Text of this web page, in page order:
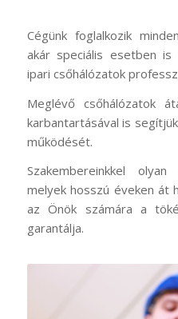
Cégünk foglalkozik
akár speciális esetben is
ipari csőhálózatok
Meglévő csőhálózatok
karbantartásával is
működését.
Szakembereinkkel
melyek hosszú éveken át
az Önök számára a
garantálja.